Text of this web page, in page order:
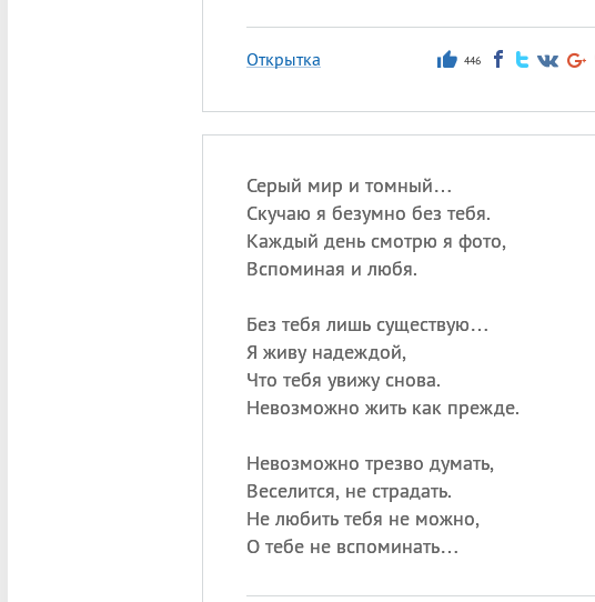
Открытка 446
Серый мир и томный…
Скучаю я безумно без тебя.
Каждый день смотрю я фото,
Вспоминая и любя.
Без тебя лишь существую…
Я живу надеждой,
Что тебя увижу снова.
Невозможно жить как прежде.
Невозможно трезво думать,
Веселится, не страдать.
Не любить тебя не можно,
О тебе не вспоминать…